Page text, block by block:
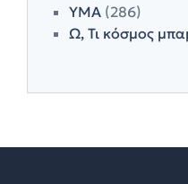
ΥΜΑ (286)
Ω, Τι κόσμος